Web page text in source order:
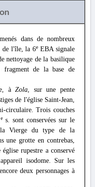
dans de nombreux
de l'île, la 6eEBA signale
nettoyage de la basilique
fragment de la base de
àZola, sur une pente
de l'église Saint-Jean,
circulaire. Trois couches
es. sont conservées sur le
Vierge du type de la
une grotte en contrebas,
rupestre a conservé
isodome. Sur les
deux personnages à